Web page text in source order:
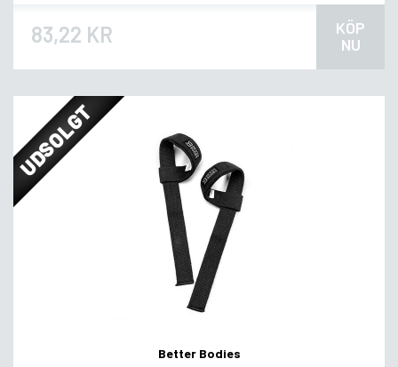
83,22 KR
KÖP
NU
UDSOLGT
Better Bodies